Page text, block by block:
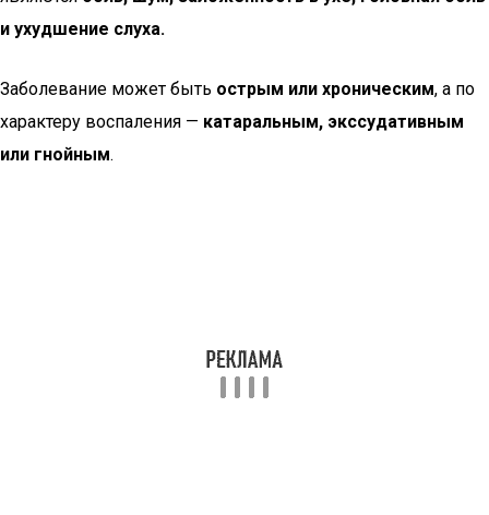
и ухудшение слуха.
Заболевание может быть острым или хроническим, а по
характеру воспаления — катаральным, экссудативным
или гнойным.